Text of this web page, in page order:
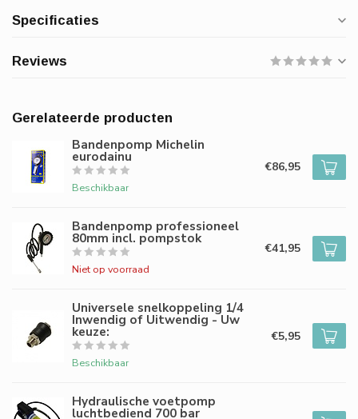
Specificaties
Reviews
Gerelateerde producten
Bandenpomp Michelin
eurodainu
Beschikbaar
€86,95
Bandenpomp professioneel
80mm incl. pompstok
Niet op voorraad
€41,95
Universele snelkoppeling 1/4
Inwendig of Uitwendig - Uw
keuze:
Beschikbaar
€5,95
Hydraulische voetpomp
luchtbediend 700 bar